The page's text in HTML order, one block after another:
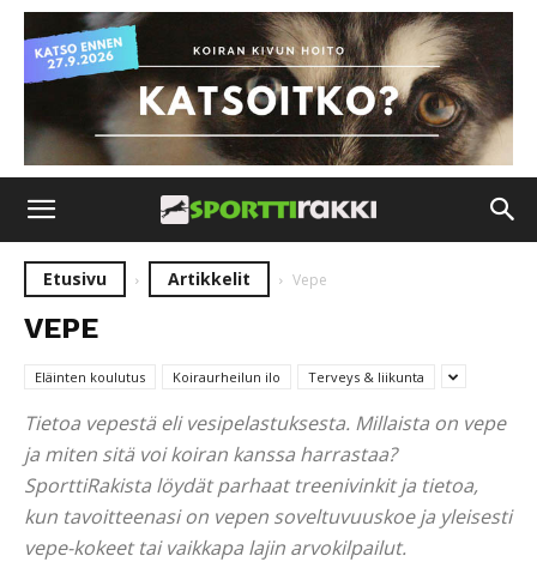
Etusivu Artikkelit Vepe
VEPE
Eläinten koulutus Koiraurheilun ilo Terveys & liikunta
Tietoa vepestä eli vesipelastuksesta. Millaista on vepe
ja miten sitä voi koiran kanssa harrastaa?
SporttiRakista löydät parhaat treenivinkit ja tietoa,
kun tavoitteenasi on vepen soveltuvuuskoe ja yleisesti
vepe-kokeet tai vaikkapa lajin arvokilpailut.